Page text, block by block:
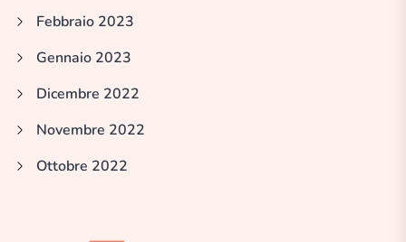
Febbraio 2023
Gennaio 2023
Dicembre 2022
Novembre 2022
Ottobre 2022